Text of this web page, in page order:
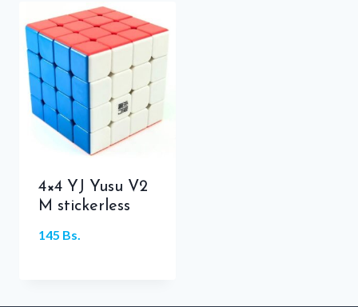
4×4 YJ Yusu V2
M stickerless
145 Bs.